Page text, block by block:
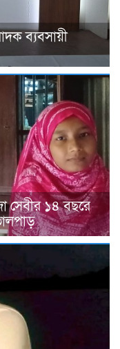
ব্যবসায়ী
সেবীর ১৪ বছরে